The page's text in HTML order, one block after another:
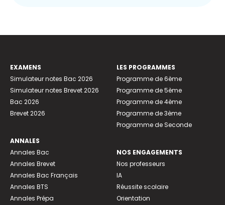
EXAMENS
Simulateur notes Bac 2026
Simulateur notes Brevet 2026
Bac 2026
Brevet 2026
ANNALES
Annales Bac
Annales Brevet
Annales Bac Français
Annales BTS
Annales Prépa
LES PROGRAMMES
Programme de 6ème
Programme de 5ème
Programme de 4ème
Programme de 3ème
Programme de Seconde
NOS ENGAGEMENTS
Nos professeurs
IA
Réussite scolaire
Orientation